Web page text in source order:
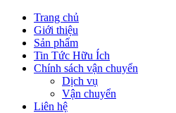
Trang chủ
Giới thiệu
Sản phẩm
Tin Tức Hữu Ích
Chính sách vận chuyển
Dịch vụ
Vận chuyển
Liên hệ